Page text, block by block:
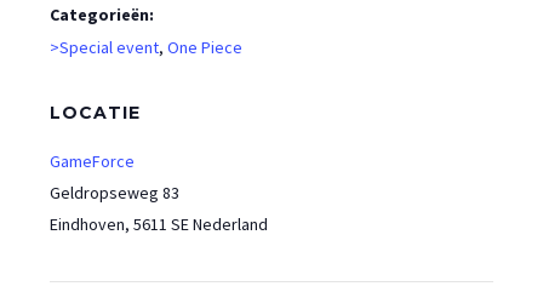
Categorieën:
>Special event, One Piece
LOCATIE
GameForce
Geldropseweg 83
Eindhoven, 5611 SENederland